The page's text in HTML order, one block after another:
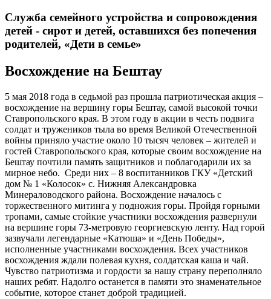
Служба семейного устройства и сопровождения
детей - сирот и детей, оставшихся без попечения
родителей, «Дети в семье»
Восхождение на Бештау
5 мая 2018 года в седьмой раз прошла патриотическая акция –
восхождение на вершину горы Бештау, самой высокой точки
Ставропольского края. В этом году в акции в честь подвига
солдат и тружеников тыла во время Великой Отечественной
войны приняло участие около 10 тысяч человек – жителей и
гостей Ставропольского края, которые своим восхождение на
Бештау почтили память защитников и поблагодарили их за
мирное небо. Среди них – 8 воспитанников ГКУ «Детский
дом № 1 «Колосок» с. Нижняя Александровка
Минераловодского района. Восхождение началось с
торжественного митинга у подножия горы. Пройдя горными
тропами, самые стойкие участники восхождения развернули
на вершине горы 73-метровую георгиевскую ленту. Над горой
зазвучали легендарные «Катюша» и «День Победы»,
исполненные участниками восхождения. Всех участников
восхождения ждали полевая кухня, солдатская каша и чай.
Чувство патриотизма и гордости за нашу страну переполняло
наших ребят. Надолго останется в памяти это знаменательное
событие, которое станет доброй традицией.